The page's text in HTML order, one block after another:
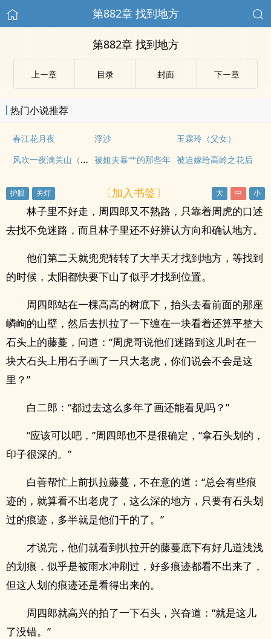
第882章 找到地方
第882章 找到地方
上ー章 目录 封面 下ー章
热门小说推荐
春江花月夜 浮沙 玉霖玲（父女）
风吹一夜满关山（古言1V1） 被姐夫暴艹的那些年 被迫嫁给高岭之花后
〔加入书签〕
林子里不好走，周四郎又不熟路，只靠着周虎的口述
去找不免迷路，而且林子里还不好辨认方向和确认地方。
他们第二天就兜兜转转了大半天才找到地方，等找到
的时候，太阳都快要下山了似乎才找到位置。
周四郎站在一棵高高的树底下，抬头去看前面的那座
嶙峋的山壁，然后去扒拉了一下缠在一块看着还算平整大
石头上的藤蔓，问道：“周虎哥说他们迷路到这儿时在一
块大石头上用石子画了一只大老虎，你们说会不会是这
里？”
白二郎：“都过去这么多年了画还能看见吗？”
“应该可以吧，”周四郎也不是很确定，“拿石头划的，
印子很深的。”
白善帮忙上前扒拉藤蔓，不在意的道：“总会有些痕
迹的，就算看不出老虎了，这么深的地方，只要有石头划
过的痕迹，多半就是他们干的了。”
才说完，他们就看到扒拉开的藤蔓底下有好几道浅浅
的划痕，似乎是被雨水冲刷过，好多痕迹都看不出来了，
但这人划的痕迹还是看得出来的。
周四郎就高兴的拍了一下石头，兴奋道：“就是这儿
了没错。”